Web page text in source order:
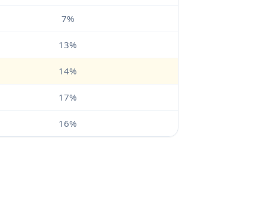
7%
13%
14%
17%
16%